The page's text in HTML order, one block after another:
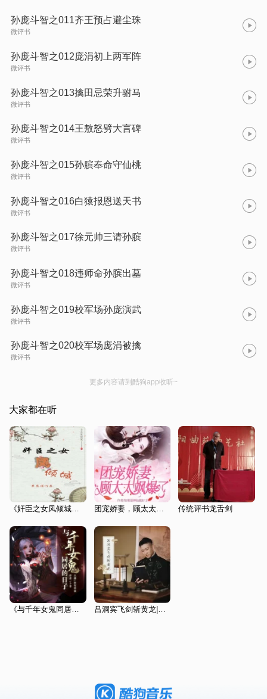
孙庞斗智之011齐王预占避尘珠
微评书
孙庞斗智之012庞涓初上两军阵
微评书
孙庞斗智之013擒田忌荣升驸马
微评书
孙庞斗智之014王敖怒劈大言碑
微评书
孙庞斗智之015孙膑奉命守仙桃
微评书
孙庞斗智之016白猿报恩送天书
微评书
孙庞斗智之017徐元帅三请孙膑
微评书
孙庞斗智之018违师命孙膑出墓
微评书
孙庞斗智之019校军场孙庞演武
微评书
孙庞斗智之020校军场庞涓被擒
微评书
更多内容请到酷狗app收听~
大家都在听
《奸臣之女凤倾城》新评书版 团宠娇妻，顾太太飒爆了|新评书版|都市言情霸宠 传统评书龙舌剑